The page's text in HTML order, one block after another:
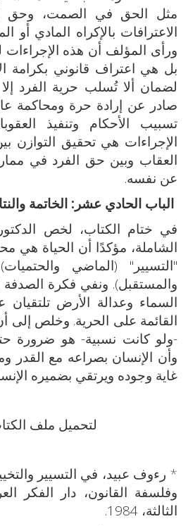
مثل الحق في الصمت، وحق
الاعترافات بالإكراه المادي أو
ورأى المؤلف أن هذه
بل هي اعتراف قانوني بكرامة
لضمان ألا تُسلب حرية الفرد
صادر عن إرادة حرة ومحاكمة
تسبيب الأحكام وتنفيذ
الإجراءات هي تحقيق التوازن
العقاب وبين حق الفرد في
عن نفسه.
الباب الحادي عشر: الخاتمة
في ختام الكتاب، لخص
الشاملة، مؤكدًا أن الحياة هي
"التسيير" (الماضي
والمستقبل). ونفي فكرة الصدفة
السماء وعدالة الأرض تلتقيان
القائمة على الحرية. وخلص إلى أن
-ولو كانت نسبية- هو ضرورة
وأن الإنسان بصراعه مع القدر
غاية وجوده ويرتقي بضميره
لتحميل ملف
* رءوف عبيد، في التسيير
وفلسفة القانون، دار الفكر
الثالثة، 1984.